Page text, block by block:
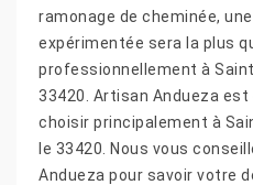
ramonage de cheminée,
expérimentée sera la plus
professionnellement à
33420. Artisan Andueza est
choisir principalement à
le 33420. Nous vous
Andueza pour savoir votre